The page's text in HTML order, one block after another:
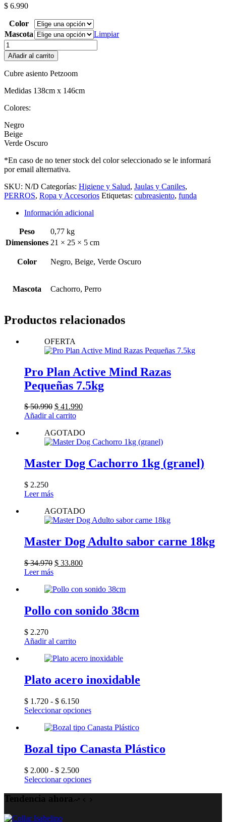
$ 6.990
Color
Mascota
Limpiar
Cubreasiento
funda
petzoom
138cm
146cm
Añadir al carrito
Cubre asiento Petzoom
Medidas 138cm x 146cm
Colores:
Negro
Beige
Verde Oscuro
*En caso de no tener stock del color seleccionado se le informará
por email alternativa.
SKU: N/D Categorías: Higiene y Salud, Jaulas y Caniles,
PERROS, Ropa y Accesorios Etiquetas: cubreasiento, funda
Información adicional
Peso
0,77 kg
Dimensiones 21 × 25 × 5 cm
Color Negro, Beige, Verde Oscuro
Mascota Cachorro, Perro
Productos relacionados
OFERTA
Pro Plan Active Mind Razas
Pequeñas 7.5kg
$50.990 El
precio
era:
$ 50.990.
$ 41.990El
es:
$ 41.990.
Añadir al carrito
AGOTADO
Master Dog Cachorro 1kg (granel)
$ 2.250
Leer más
AGOTADO
Master Dog Adulto sabor carne 18kg
$34.970 El
era:
$ 33.800El
es:
Leer más
Pollo con sonido 38cm
$ 2.270
Añadir al carrito
Plato acero inoxidable
$ 1.720 - $ 6.150Rango
de
desde
hasta
$ 6.150
Seleccionar opcionesEste
tiene
variantes.
Las
pueden
elegir
en
Bozal tipo Canasta Plástico
$ 2.000 - $ 2.500Rango
de
desde
Seleccionar opcionesEste
tiene
Tendencia ahora